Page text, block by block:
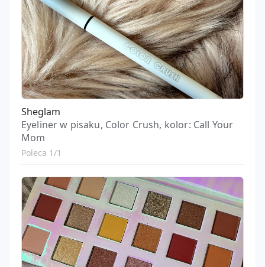
Sheglam
Eyeliner w pisaku, Color Crush, kolor: Call Your
Mom
Poleca 1/1